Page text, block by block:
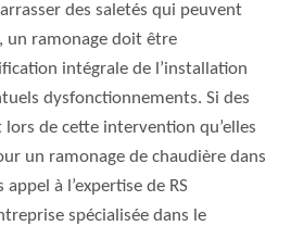
des saletés qui peuvent
un ramonage doit être
intégrale de l’installation
dysfonctionnements. Si des
lors de cette intervention qu’elles
un ramonage de chaudière dans
appel à l’expertise de RS
spécialisée dans le